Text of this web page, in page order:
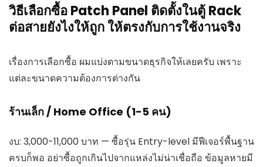
วิธีเลือกซื้อ Patch Panel ติดตั้งในตู้ Rack
ต่อสายยังไงให้ถูก ให้ตรงกับการใช้งานจริง
เรื่องการเลือกซื้อ ผมแบ่งตามขนาดธุรกิจให้เลยครับ เพราะ
แต่ละขนาดความต้องการต่างกัน
ร้านเล็ก / Home Office (1-5 คน)
งบ: 3,000-11,000 บาท — ซื้อรุ่น Entry-level มีฟีเจอร์พื้นฐาน
ครบก็พอ อย่าซื้อถูกเกินไปจากแหล่งไม่น่าเชื่อถือ ข้อมูลหายมี